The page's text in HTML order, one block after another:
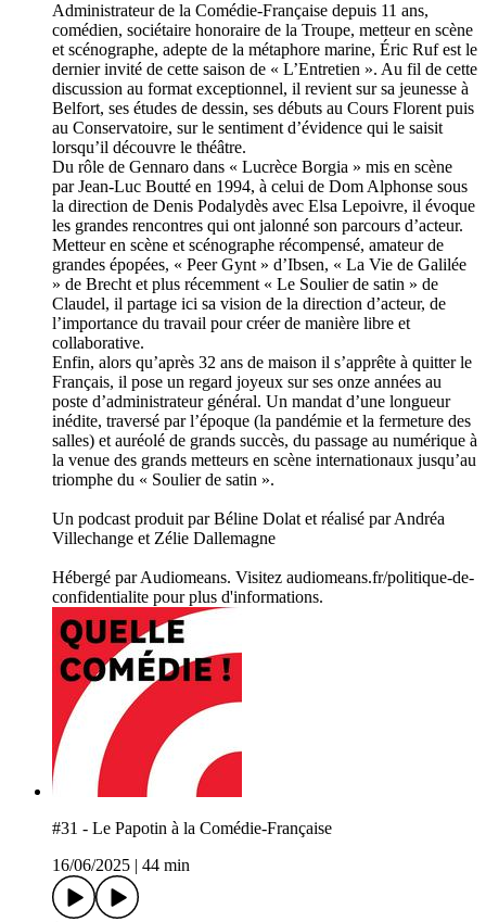
Administrateur de la Comédie-Française depuis 11 ans,
comédien, sociétaire honoraire de la Troupe, metteur en scène
et scénographe, adepte de la métaphore marine, Éric Ruf est le
dernier invité de cette saison de « L’Entretien ». Au fil de cette
discussion au format exceptionnel, il revient sur sa jeunesse à
Belfort, ses études de dessin, ses débuts au Cours Florent puis
au Conservatoire, sur le sentiment d’évidence qui le saisit
lorsqu’il découvre le théâtre.
Du rôle de Gennaro dans « Lucrèce Borgia » mis en scène
par Jean-Luc Boutté en 1994, à celui de Dom Alphonse sous
la direction de Denis Podalydès avec Elsa Lepoivre, il évoque
les grandes rencontres qui ont jalonné son parcours d’acteur.
Metteur en scène et scénographe récompensé, amateur de
grandes épopées, « Peer Gynt » d’Ibsen, « La Vie de Galilée
» de Brecht et plus récemment « Le Soulier de satin » de
Claudel, il partage ici sa vision de la direction d’acteur, de
l’importance du travail pour créer de manière libre et
collaborative.
Enfin, alors qu’après 32 ans de maison il s’apprête à quitter le
Français, il pose un regard joyeux sur ses onze années au
poste d’administrateur général. Un mandat d’une longueur
inédite, traversé par l’époque (la pandémie et la fermeture des
salles) et auréolé de grands succès, du passage au numérique à
la venue des grands metteurs en scène internationaux jusqu’au
triomphe du « Soulier de satin ».
Un podcast produit par Béline Dolat et réalisé par Andréa
Villechange et Zélie Dallemagne
Hébergé par Audiomeans. Visitez audiomeans.fr/politique-de-
confidentialite pour plus d'informations.
#31 - Le Papotin à la Comédie-Française
16/06/2025
44 min